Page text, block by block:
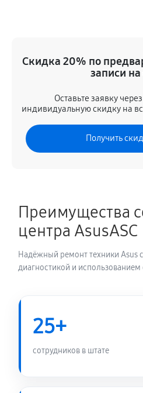
Замена лампы подсветки
Ремонт блока управления
630 руб
Замена электронных
1710 руб
Скидка 20% по
записи на
Оставьте заявку
индивидуальную скидку на
Получить
Преимущества
центра AsusASC
Надёжный ремонт техники Asus
диагностикой и
25+
сотрудников в штате